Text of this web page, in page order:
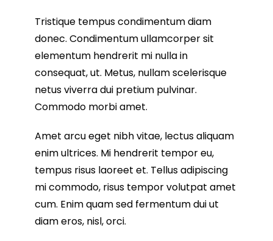
Tristique tempus condimentum diam
donec. Condimentum ullamcorper sit
elementum hendrerit mi nulla in
consequat, ut. Metus, nullam scelerisque
netus viverra dui pretium pulvinar.
Commodo morbi amet.
Amet arcu eget nibh vitae, lectus aliquam
enim ultrices. Mi hendrerit tempor eu,
tempus risus laoreet et. Tellus adipiscing
mi commodo, risus tempor volutpat amet
cum. Enim quam sed fermentum dui ut
diam eros, nisl, orci.